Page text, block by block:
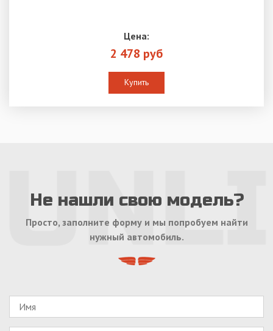
Цена:
2 478 руб
Купить
Не нашли свою модель?
Просто, заполните форму и мы попробуем найти
нужный автомобиль.